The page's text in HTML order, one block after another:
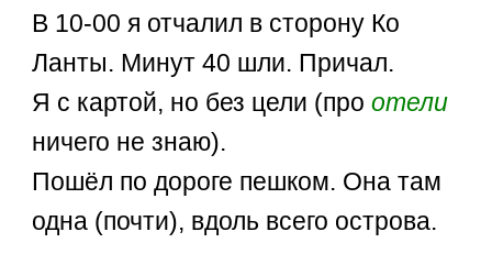
В 10-00 я отчалил в сторону Ко
Ланты. Минут 40 шли. Причал.
Я с картой, но без цели (проотели
ничего не знаю).
Пошёл по дороге пешком. Она там
одна (почти), вдоль всего острова.